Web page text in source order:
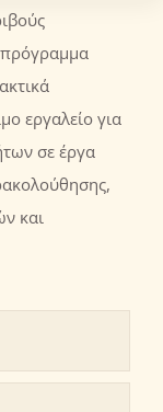
εργαλείο για
σε έργα
και